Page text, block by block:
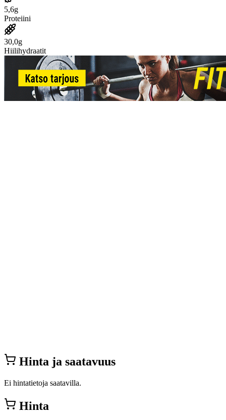
5,6g
Proteiini
30,0g
Hiilihydraatit
Hinta ja saatavuus
Ei hintatietoja saatavilla.
Hinta